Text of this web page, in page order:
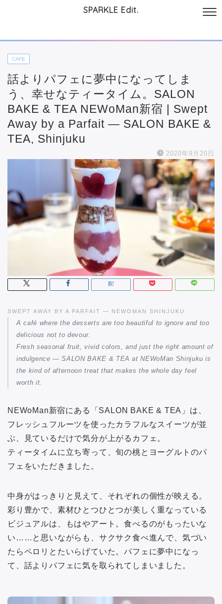
SPARKLE Edit.
CAFE
話よりパフェに夢中になってしま
う、幸せなティータイム。SALON
BAKE & TEA NEWoMan新宿 | Swept
Away by a Parfait — SALON BAKE &
TEA, Shinjuku
2020年9月20日
SWEPT AWAY BY A PARFAIT — NEWOMAN SHINJUKU
A café where the desserts are too beautiful to ignore and too
delicious not to devour.
Fresh seasonal fruit, vivid colors, and just the right amount of
indulgence — SALON BAKE & TEA at NEWoMan Shinjuku is
the kind of afternoon treat that makes the whole day feel
worth it.
NEWoMan新宿にある「SALON BAKE & TEA」は、
フレッシュフルーツを使ったカラフルなスイーツが並
ぶ、見ているだけで気分が上がるカフェ。
ティータイムに立ち寄って、旬の桃とヨーグルトのパ
フェをいただきました。
中身がはっきりと見えて、それぞれの個性が映える。
彩り豊かで、素材ひとつひとつが美しく重なっている
ビジュアルは、もはやアート。食べるのがもったいな
い……と思いながらも、サクサク食べ進んで、気づい
たらペロリとたいらげていた。パフェに夢中になっ
て、話よりパフェに気を取られてしまいました。